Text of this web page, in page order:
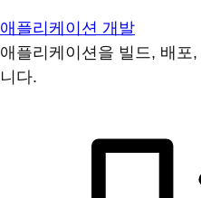
애플리케이션 개발
애플리케이션을 빌드, 배포
니다.